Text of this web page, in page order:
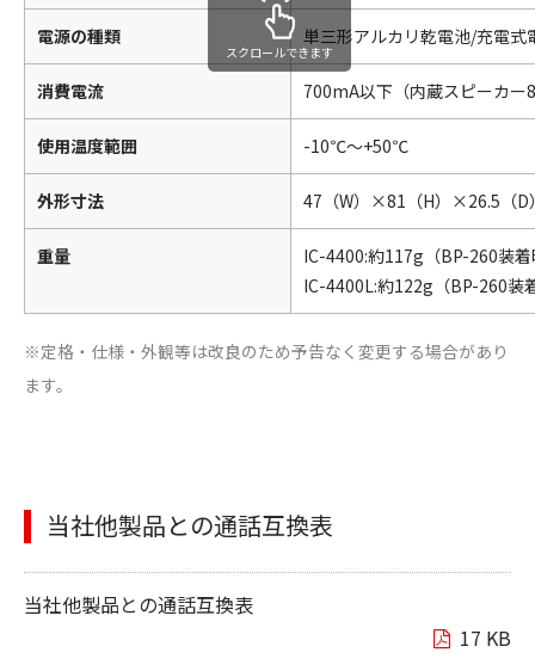
電源の種類 単三形アルカリ乾電池/充電
消費電流 700mA以下（内蔵スピーカー
使用温度範囲 -10℃～+50℃
外形寸法 47（W）×81（H）×26.5（D
重量
IC-4400:約117g（BP-260装
IC-4400L:約122g（BP-260装
スクロールできます
※定格・仕様・外観等は改良のため予告なく変更する場合があり
ます。
当社他製品との通話互換表
当社他製品との通話互換表
17 KB